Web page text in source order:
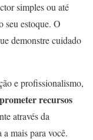
simples ou até
seu estoque. O
demonstre cuidado
e profissionalismo,
recursos
através da
a mais para você.